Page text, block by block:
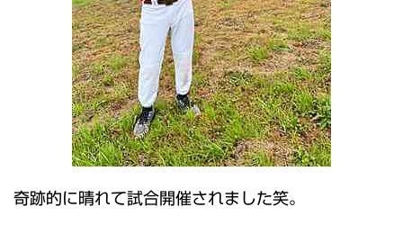
奇跡的に晴れて試合開催されました笑。